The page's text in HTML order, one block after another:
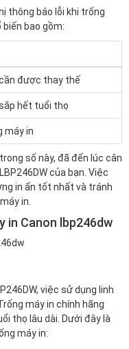
thông báo lỗi khi trống
bao gồm:
được thay thế
hết tuổi thọ
máy in
số này, đã đến lúc cân
của bạn. Việc
in ấn tốt nhất và tránh
in.
in Canon lbp246dw
việc sử dụng linh
máy in chính hãng
thọ lâu dài. Dưới đây là
máy in: